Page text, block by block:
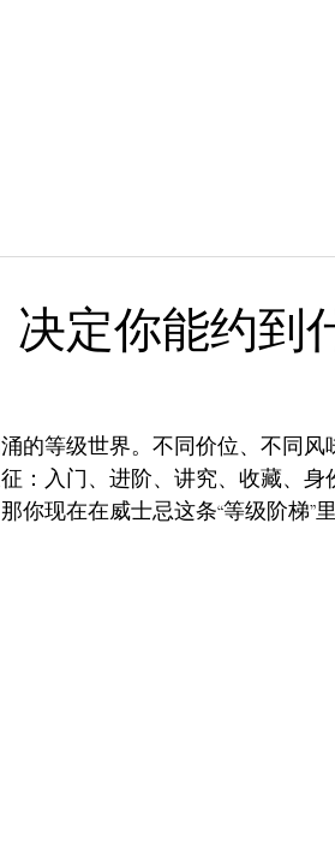
定你能约到
的等级世界。不同价位、不同风
：入门、进阶、讲究、收藏、身
你现在在威士忌这条“等级阶梯”